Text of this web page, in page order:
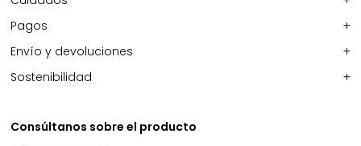
Pagos
Envío y devoluciones
Sostenibilidad
Consúltanos sobre el producto